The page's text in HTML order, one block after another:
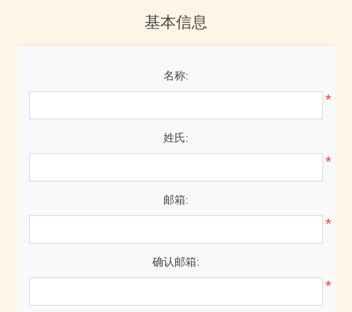
基本信息
名称:
*
姓氏:
*
邮箱:
*
确认邮箱:
*